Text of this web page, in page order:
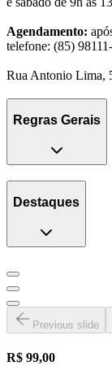
Agendamento:
telefone: (85)
Rua Antonio Lima,
Regras Gerais
Destaques
Previous slide
R$ 99,00